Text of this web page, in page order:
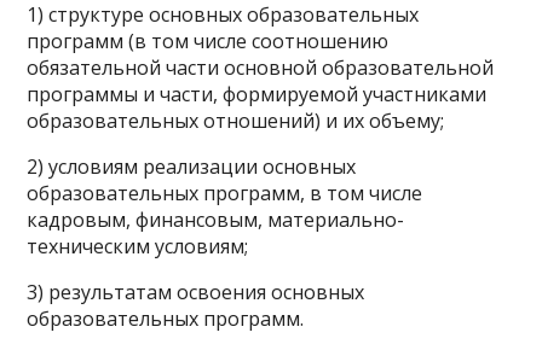
1) структуре основных образовательных
программ (в том числе соотношению
обязательной части основной образовательной
программы и части, формируемой участниками
образовательных отношений) и их объему;
2) условиям реализации основных
образовательных программ, в том числе
кадровым, финансовым, материально-
техническим условиям;
3) результатам освоения основных
образовательных программ.